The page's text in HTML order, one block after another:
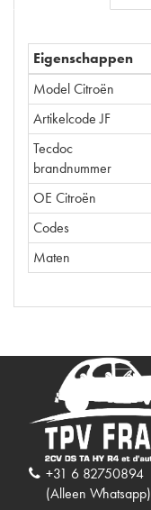
Eigenschappen
Model Citroën
Artikelcode JF
Tecdoc
brandnummer
OE Citroën
Codes
Maten
+31 6 82750894
(Alleen Whatsapp)